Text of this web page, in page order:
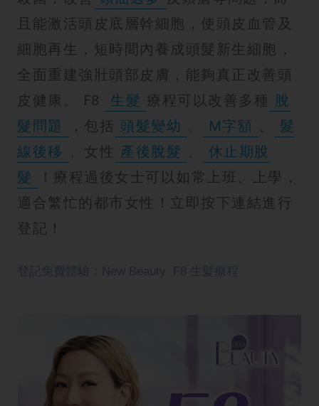
且能激活頭皮底層幹細胞，使頭皮血管及
細胞再生，短時間內養成頭髮新生細胞，
全面重建強壯頭部皮膚，能夠真正改善頭
皮健康。 F8
生髮 療程可以改善多種 脫
髮問題
，包括 頭髮變幼 、 M字額 、
髮
線後移 、女性 產後脫髮 、
休止期脫
髮
！療程過後女士可以如常上班、上學，
適合繁忙的都市女性！立即按下連結進行
登記！